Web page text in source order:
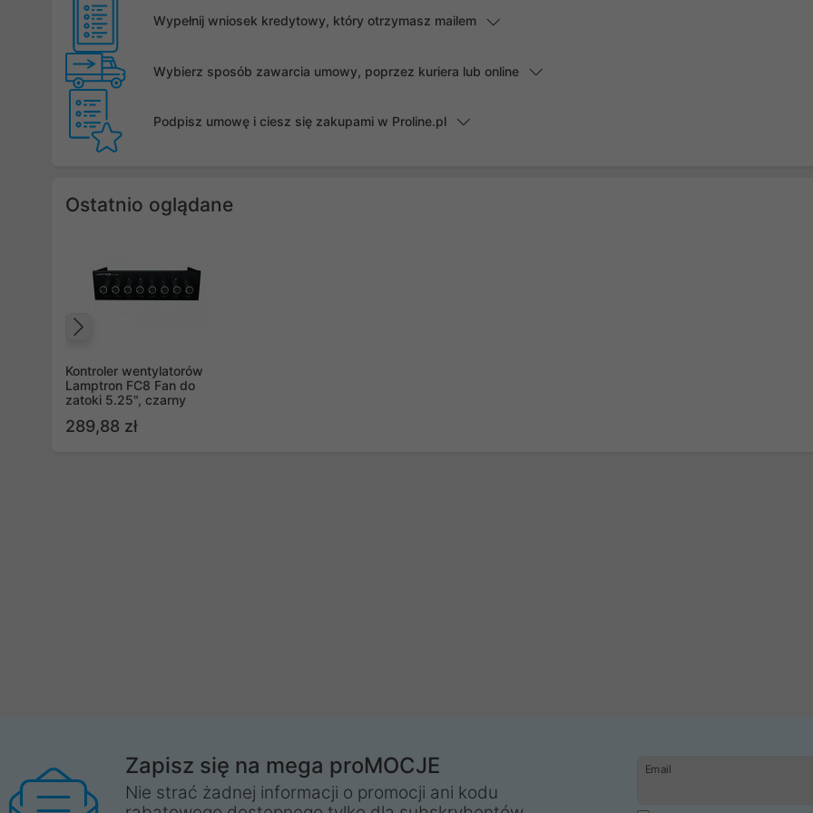
Wypełnij wniosek kredytowy, który otrzymasz mailem
Wybierz sposób zawarcia umowy, poprzez kuriera lub online
Podpisz umowę i ciesz się zakupami w Proline.pl
Ostatnio oglądane
Kontroler wentylatorów
Lamptron FC8 Fan do
zatoki 5.25", czarny
289,88 zł
Zapisz się na mega proMOCJE
Nie strać żadnej informacji o promocji ani kodu
Email